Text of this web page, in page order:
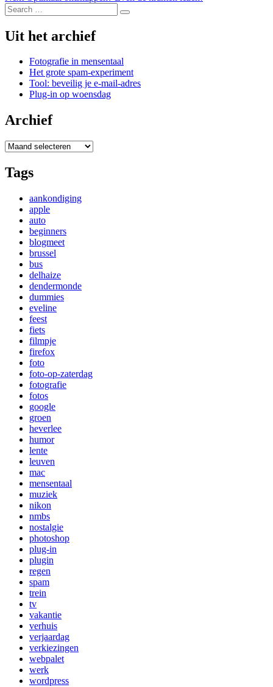
navigation
post:
Search
for:
Search
Uit het archief
Fotografie in mensentaal
Het grote spam-experiment
Tool: beveilig je e-mail-adres
Plug-in op woensdag
Archief
Archief
Tags
aankondiging
apple
auto
beginners
blogmeet
brussel
bus
delhaize
dendermonde
dummies
eveline
feest
fiets
filmpje
firefox
foto
foto-op-zaterdag
fotografie
fotos
google
groen
heverlee
humor
lente
leuven
mac
mensentaal
muziek
nikon
nmbs
nostalgie
photoshop
plug-in
plugin
regen
spam
trein
tv
vakantie
verhuis
verjaardag
verkiezingen
webpalet
werk
wordpress